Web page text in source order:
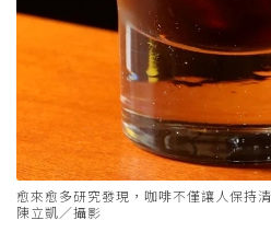
愈來愈多研究發現，咖啡不僅讓人保持
陳立凱／攝影